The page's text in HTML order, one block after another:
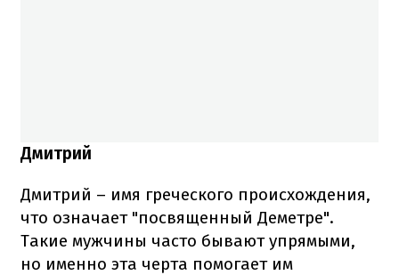
Дмитрий
Дмитрий – имя греческого происхождения,
что означает "посвященный Деметре".
Такие мужчины часто бывают упрямыми,
но именно эта черта помогает им